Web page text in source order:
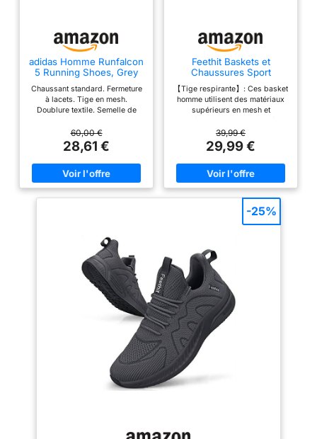
adidas Homme Runfalcon
5 Running Shoes, Grey
White, 39 1/3 EU
Chaussant standard. Fermeture
à lacets. Tige en mesh.
Doublure textile. Semelle de
intermédiaire Cloudfoam. Poids
: 304 g (pointure 42 2/3). Drop
semelle intermédiaire : 10 mm
(talon 33 mm / avant-pied 23
mm). Semelle extérieure
Adiwear.
60,00 €
28,61 €
Feethit Baskets et
Chaussures Sport
Homme Basquettes
Tennis Course Noir 44
【Tige respirante】: Ces basket
homme utilisent des matériaux
supérieurs en mesh et
confortable, respirant et léger
pour garder vos pieds au sec
pendant l'exercice. 【 Intérieur
confortable 】 : l'intérieur des
chaussures homme est fabriqué
en textile et en coton respirant
absorption des chocs accrus,
offrant un confort même en
position debout et en marchant
【Antidérapant et antichoc】:
Ces chaussures de sport pour
hommes sont fabriquées en EVA
et en caoutchouc résistant.
L'EVA offre une absorption des
chocs, un amorti et un soutien
efficaces. La semelle extérieure
en caoutchouc est antidérapante
et résistante à l'usure. 【Glisser
sur & À lacets】: Les sneakers
homme avec doublure
synthétique élastique et douce
protègent votre talon arrière de
l'abrasion, ce qui est pratique à
39,99 €
29,99 €
-25%